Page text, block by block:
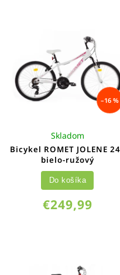
–16 %
Bicykel ROMET JOLENE
bielo-ružový
Skladom
€249,99
Do košíka